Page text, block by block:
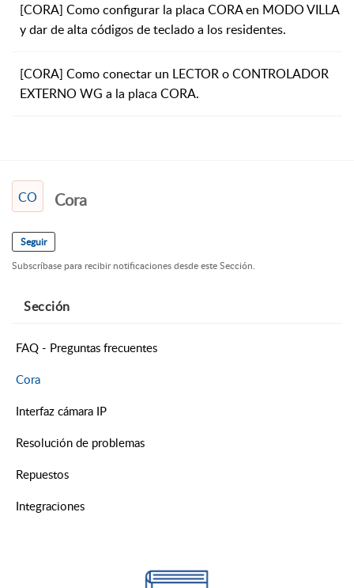
[CORA] Como configurar la placa CORA en MODO VILLA
y dar de alta códigos de teclado a los residentes.
[CORA] Como conectar un LECTOR o CONTROLADOR
EXTERNO WG a la placa CORA.
CO Cora
Seguir
Subscríbase para recibir notificaciones desde este Sección.
Sección
FAQ - Preguntas frecuentes
Cora
Interfaz cámara IP
Resolución de problemas
Repuestos
Integraciones